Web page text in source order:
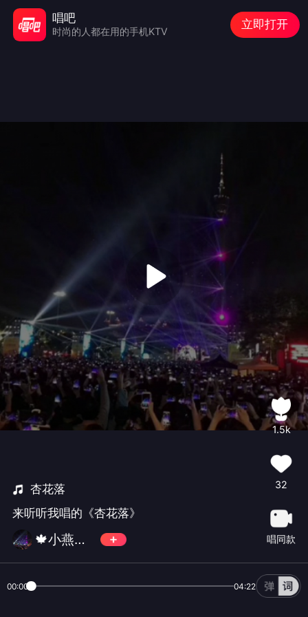
杏花落
来听听我唱的《杏花落》
🍁小燕子883369🍁拒币
1.5k
32
唱同款
00:00 04:22
唱吧
时尚的人都在用的手机KTV
立即打开